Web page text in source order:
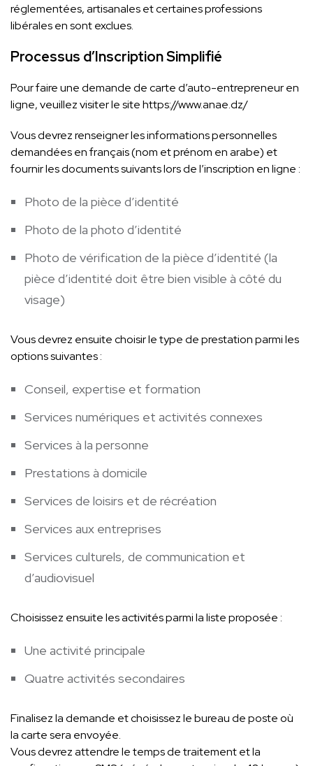
réglementées, artisanales et certaines professions
libérales en sont exclues.
Processus d’Inscription Simplifié
Pour faire une demande de carte d’auto-entrepreneur en
ligne, veuillez visiter le sitehttps://www.anae.dz/
Vous devrez renseigner les informations personnelles
demandées en français (nom et prénom en arabe) et
fournir les documents suivants lors de l’inscription en ligne :
Photo de la pièce d’identité
Photo de la photo d’identité
Photo de vérification de la pièce d’identité (la
pièce d’identité doit être bien visible à côté du
visage)
Vous devrez ensuite choisir le type de prestation parmi les
options suivantes :
Conseil, expertise et formation
Services numériques et activités connexes
Services à la personne
Prestations à domicile
Services de loisirs et de récréation
Services aux entreprises
Services culturels, de communication et
d’audiovisuel
Choisissez ensuite les activités parmi la liste proposée :
Une activité principale
Quatre activités secondaires
Finalisez la demande et choisissez le bureau de poste où
la carte sera envoyée.
Vous devrez attendre le temps de traitement et la